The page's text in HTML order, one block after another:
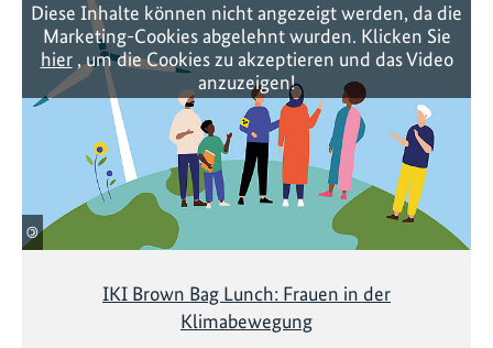
©
Diese Inhalte können nicht angezeigt werden, da die
Marketing-Cookies abgelehnt wurden. Klicken Sie
hier, um die Cookies zu akzeptieren und das Video
anzuzeigen!
IKI Brown Bag Lunch: Frauen in der
Klimabewegung